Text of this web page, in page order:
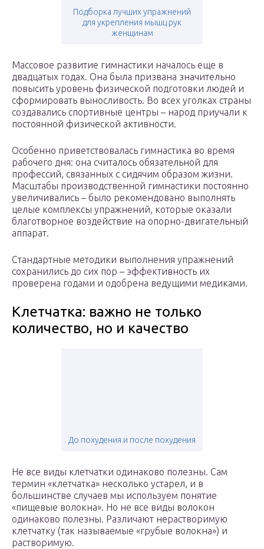
Подборка лучших упражнений
для укрепления мышц рук
женщинам
Массовое развитие гимнастики началось еще в
двадцатых годах. Она была призвана значительно
повысить уровень физической подготовки людей и
сформировать выносливость. Во всех уголках страны
создавались спортивные центры – народ приучали к
постоянной физической активности.
Особенно приветствовалась гимнастика во время
рабочего дня: она считалось обязательной для
профессий, связанных с сидячим образом жизни.
Масштабы производственной гимнастики постоянно
увеличивались – было рекомендовано выполнять
целые комплексы упражнений, которые оказали
благотворное воздействие на опорно-двигательный
аппарат.
Стандартные методики выполнения упражнений
сохранились до сих пор – эффективность их
проверена годами и одобрена ведущими медиками.
Клетчатка: важно не только
количество, но и качество
До похудения и после похудения
Не все виды клетчатки одинаково полезны. Сам
термин «клетчатка» несколько устарел, и в
большинстве случаев мы используем понятие
«пищевые волокна». Но не все виды волокон
одинаково полезны. Различают нерастворимую
клетчатку (так называемые «грубые волокна») и
растворимую.